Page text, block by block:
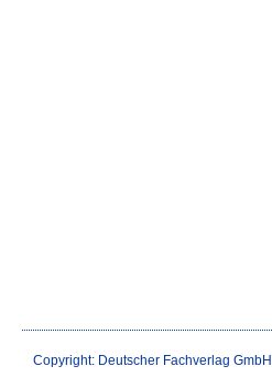
Copyright: Deutscher Fachverlag GmbH